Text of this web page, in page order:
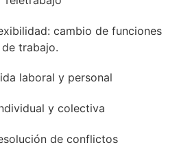
cambio de funciones
trabajo.
laboral y personal
y colectiva
de conflictos